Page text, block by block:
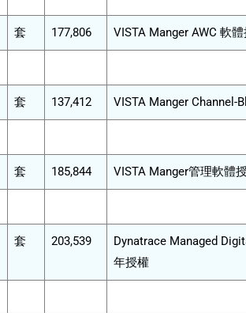
套 177,806 VISTA Manger AWC 軟
套 137,412 VISTA Manger Channel-
套 185,844 VISTA Manger管理軟體
套 203,539
Dynatrace Managed
年授權